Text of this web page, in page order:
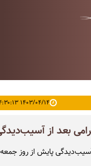
۱۴۰۳/۰۴/۱۴ ۱۴:۳۰:۱۳
بعد از